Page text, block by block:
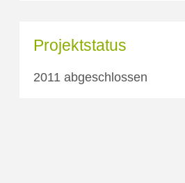
Projektstatus
2011 abgeschlossen